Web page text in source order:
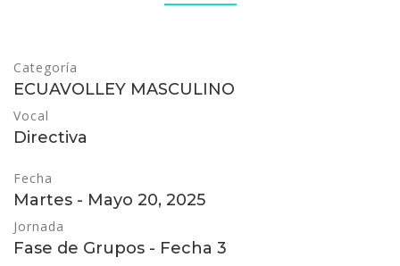
Categoría
ECUAVOLLEY MASCULINO
Vocal
Directiva
Fecha
Martes - Mayo 20, 2025
Jornada
Fase de Grupos - Fecha 3